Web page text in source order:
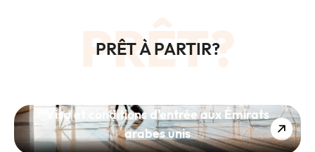
PRÊT?
PRÊT À PARTIR?
Visa et conditions d'entrée aux Émirats
arabes unis